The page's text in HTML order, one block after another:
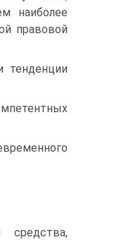
наиболее
правовой
тенденции
средства,